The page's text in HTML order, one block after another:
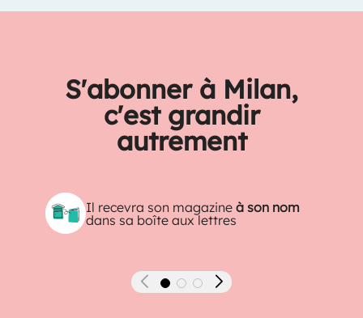
S'abonner à Milan,
c'est grandir
autrement
Il recevra son magazineà son nom
dans sa boîte aux lettres
Précédent Suivant